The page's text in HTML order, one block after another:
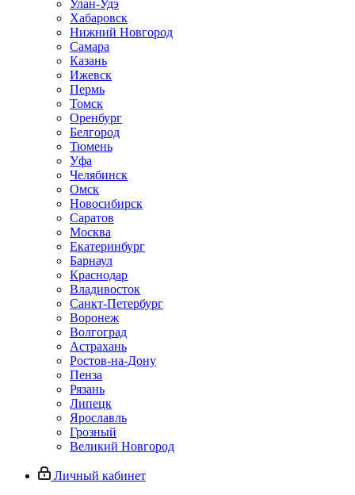
Улан-Удэ
Хабаровск
Нижний Новгород
Самара
Казань
Ижевск
Пермь
Томск
Оренбург
Белгород
Тюмень
Уфа
Челябинск
Омск
Новосибирск
Саратов
Москва
Екатеринбург
Барнаул
Краснодар
Владивосток
Санкт-Петербург
Воронеж
Волгоград
Астрахань
Ростов-на-Дону
Пенза
Рязань
Липецк
Ярославль
Грозный
Великий Новгород
Личный кабинет